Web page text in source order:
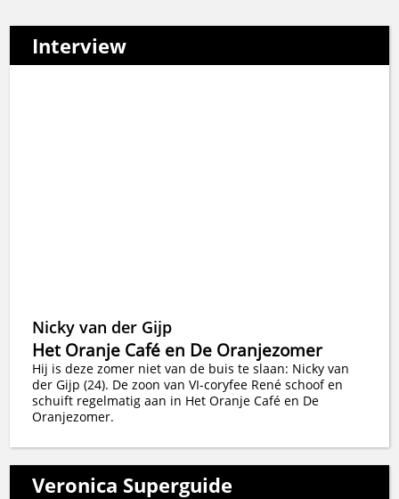
Interview
Nicky van der Gijp
Het Oranje Café en De Oranjezomer
Hij is deze zomer niet van de buis te slaan: Nicky van
der Gijp (24). De zoon van VI-coryfee René schoof en
schuift regelmatig aan in Het Oranje Café en De
Oranjezomer.
Veronica Superguide